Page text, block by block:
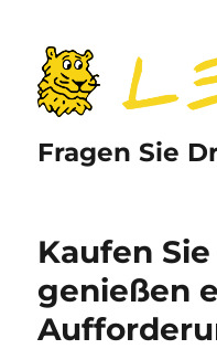
Fragen Sie
Kaufen
genießen